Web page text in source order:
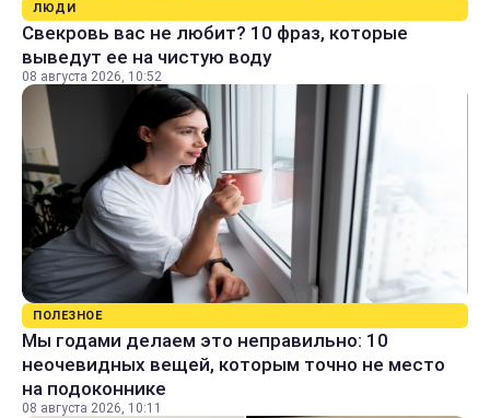
ЛЮДИ
Свекровь вас не любит? 10 фраз, которые
выведут ее на чистую воду
08 августа 2026, 10:52
ПОЛЕЗНОЕ
Мы годами делаем это неправильно: 10
неочевидных вещей, которым точно не место
на подоконнике
08 августа 2026, 10:11